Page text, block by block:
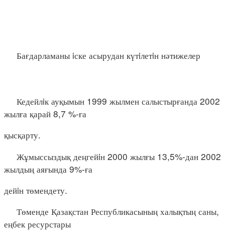
Бағдарламаны iске асырудан күтiлетiн нәтижелер
Кедейлiк ауқымын 1999 жылмен салыстырғанда 2002
жылға қарай 8,7 %-ға
қысқарту.
Жұмыссыздық деңгейiн 2000 жылғы 13,5%-дан 2002
жылдың аяғында 9%-ға
дейiн төмендету.
Төменде Қазақстан Республикасының халықтың саны,
еңбек ресурстары